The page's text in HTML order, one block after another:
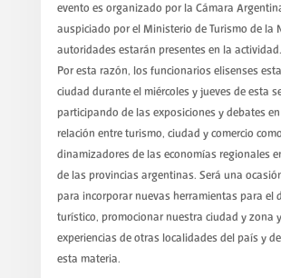
evento es organizado por la Cámara
auspiciado por el Ministerio de Turismo de la
autoridades estarán presentes en la actividad.
Por esta razón, los funcionarios elisenses
ciudad durante el miércoles y jueves de esta
participando de las exposiciones y debates
relación entre turismo, ciudad y comercio como
dinamizadores de las economías regionales
de las provincias argentinas. Será una
para incorporar nuevas herramientas para el
turístico, promocionar nuestra ciudad y zona
experiencias de otras localidades del país y
esta materia.